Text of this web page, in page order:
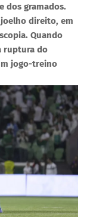
dos gramados.
direito, em
Quando
ruptura do
jogo-treino